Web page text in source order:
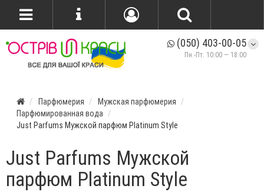
(050) 403-00-05
Пн.-Пт. 10:00 — 18:00
Парфюмерия
Мужская парфюмерия
Парфюмированная вода
Just Parfums Мужской парфюм Platinum Style
Just Parfums Мужской
парфюм Platinum Style